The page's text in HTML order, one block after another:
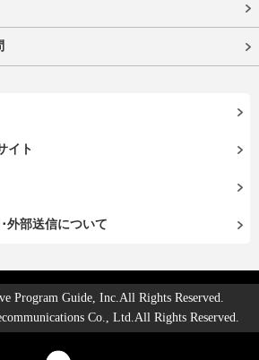
イト
外部送信について
Program Guide, Inc.All Rights Reserved.
Co., Ltd.All Rights Reserved.